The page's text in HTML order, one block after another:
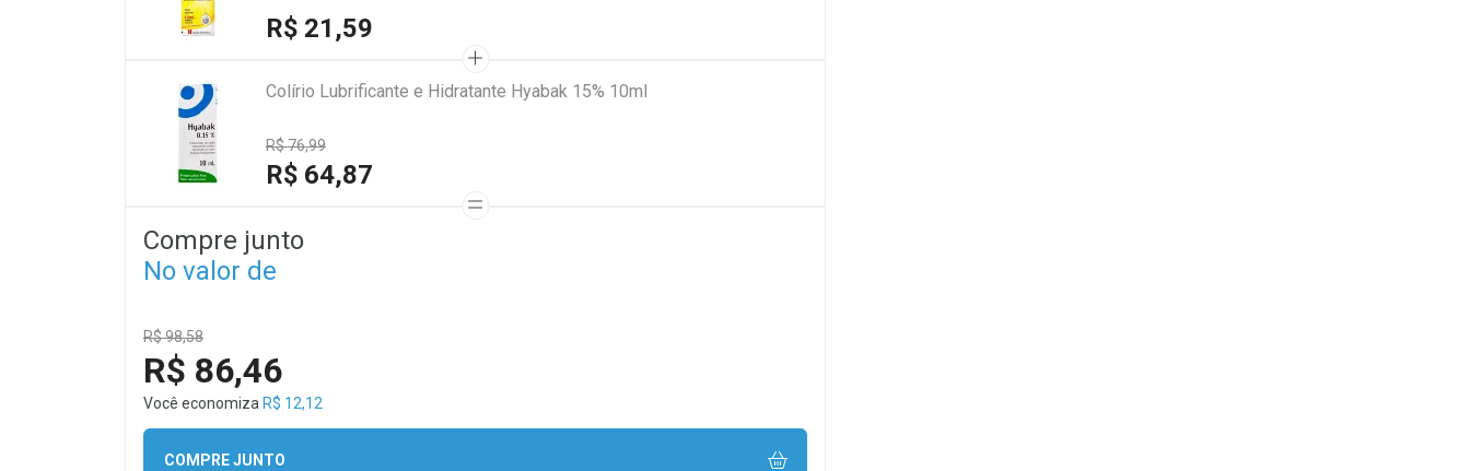
R$ 21,59
Colírio Lubrificante e Hidratante Hyabak 15% 10ml
R$ 76,99
R$ 64,87
Compre junto
No valor de
R$ 98,58
R$ 86,46
Você economiza R$ 12,12
COMPRE JUNTO